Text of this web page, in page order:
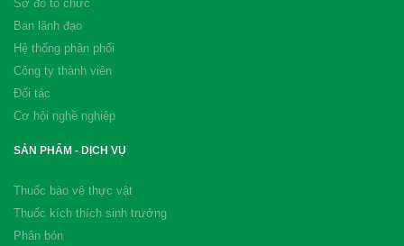
Sơ đồ tổ chức
Ban lãnh đạo
Hệ thống phân phối
Công ty thành viên
Đối tác
Cơ hội nghề nghiệp
SẢN PHẨM - DỊCH VỤ
Thuốc bảo vệ thực vật
Thuốc kích thích sinh trưởng
Phân bón